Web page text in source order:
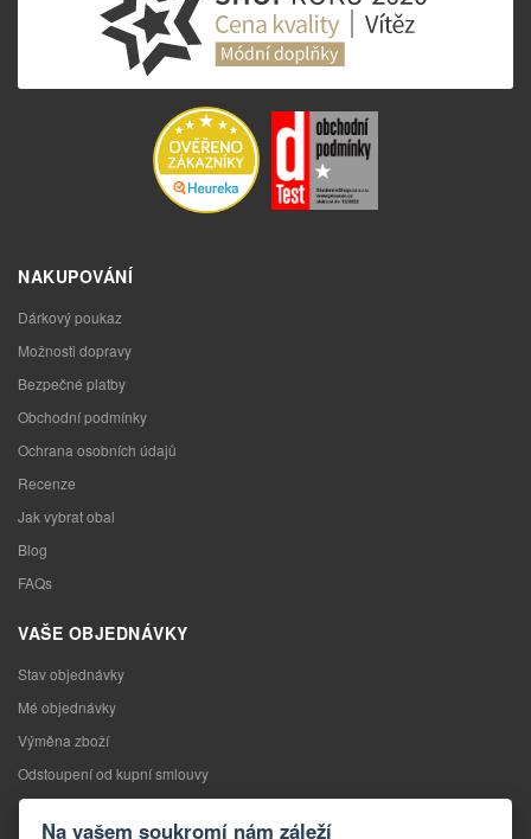
NAKUPOVÁNÍ
Dárkový poukaz
Možnosti dopravy
Bezpečné platby
Obchodní podmínky
Ochrana osobních údajů
Recenze
Jak vybrat obal
Blog
FAQs
VAŠE OBJEDNÁVKY
Stav objednávky
Mé objednávky
Výměna zboží
Odstoupení od kupní smlouvy
Reklamace
Na vašem soukromí nám záleží